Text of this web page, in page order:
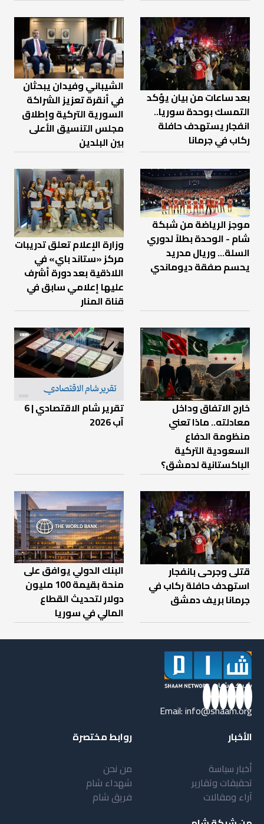
بعد ساعات من بيان يؤكد
التمسك بوحدة سوريا..
انفجار يستهدف حافلة
ركاب في جرمانا
الشيباني وفيدان يبحثان
في أنقرة تعزيز الشراكة
السورية التركية وإطلاق
مجلس التنسيق الأعلى
بين البلدين
موجز الرياضة من شبكة
شام - الوحدة بطلاً لدوري
السلة... وريال مدريد
يحسم صفقة ديوماندي
وزارة الإعلام تعلق تدريبات
مركز «ستاند باي» في
اللاذقية بعد دورة أشرف
عليها إعلامي سابق في
قناة المنار
خارج الاتفاق وداخل
معادلته.. ماذا تعني
منظومة الدفاع
السعودية التركية
الباكستانية لدمشق؟
تقرير شام الاقتصادي | 6
آب 2026
قتلى وجرحى بانفجار
استهدف حافلة ركاب في
جرمانا بريف دمشق
البنك الدولي يوافق على
منحة بقيمة 100 مليون
دولار لتحديث القطاع
المالي في سوريا
Email:info@shaam.org
الأخبار
أخبار سياسة
تحقيقات وتقارير
آراء ومقالات
روابط مختصرة
من نحن
شهداء شام
فريق شام